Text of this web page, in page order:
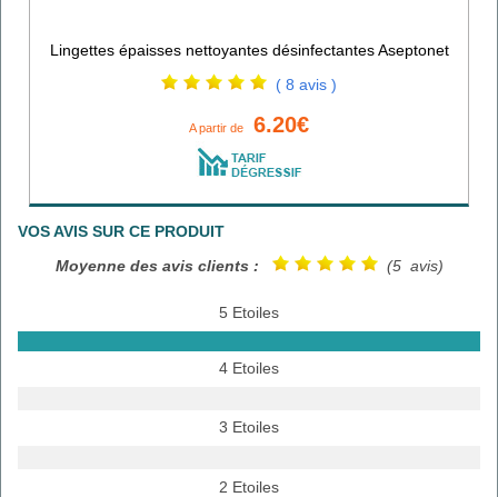
Lingettes épaisses nettoyantes désinfectantes Aseptonet
( 8 avis )
A partir de 6.20€
VOS AVIS SUR CE PRODUIT
Moyenne des avis clients :
(5 avis)
5 Etoiles
4 Etoiles
3 Etoiles
2 Etoiles